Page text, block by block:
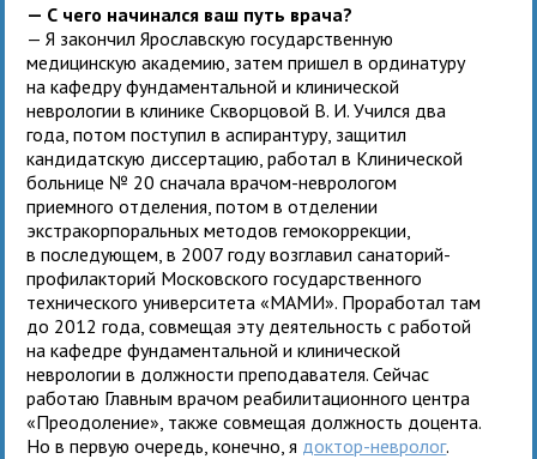
— С чего начинался ваш путь врача?
— Я закончил Ярославскую государственную
медицинскую академию, затем пришел в ординатуру
на кафедру фундаментальной и клинической
неврологии в клинике Скворцовой В. И. Учился два
года, потом поступил в аспирантуру, защитил
кандидатскую диссертацию, работал в Клинической
больнице № 20 сначала врачом-неврологом
приемного отделения, потом в отделении
экстракорпоральных методов гемокоррекции,
в последующем, в 2007 году возглавил санаторий-
профилакторий Московского государственного
технического университета «МАМИ». Проработал там
до 2012 года, совмещая эту деятельность с работой
на кафедре фундаментальной и клинической
неврологии в должности преподавателя. Сейчас
работаю Главным врачом реабилитационного центра
«Преодоление», также совмещая должность доцента.
Но в первую очередь, конечно, я доктор-невролог.